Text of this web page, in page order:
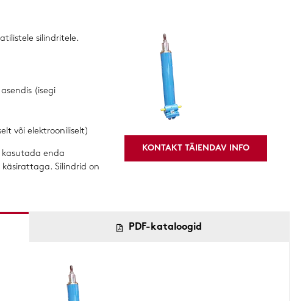
silindritele.
(isegi
või elektrooniliselt)
kasutada enda
Silindrid on
KONTAKT TÄIENDAV INFO
PDF-kataloogid